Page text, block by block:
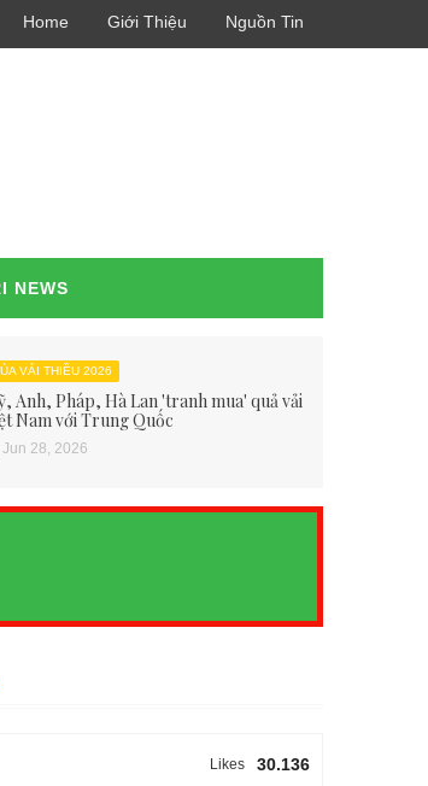
Home Giới Thiệu Nguồn Tin
NEWS
VẢI THIỀU 2026
Anh, Pháp, Hà Lan 'tranh mua' quả vải
Nam với Trung Quốc
Jun 28, 2026
30.136
Likes